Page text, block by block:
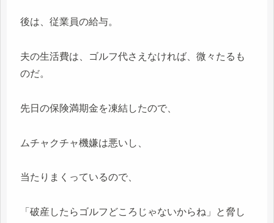
後は、従業員の給与。
夫の生活費は、ゴルフ代さえなければ、微々たるも
のだ。
先日の保険満期金を凍結したので、
ムチャクチャ機嫌は悪いし、
当たりまくっているので、
「破産したらゴルフどころじゃないからね」と脅し